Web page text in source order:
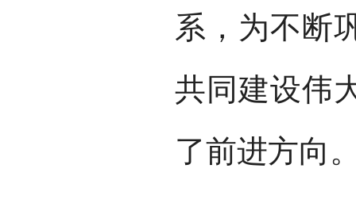
系，为不断
共同建设伟
了前进方向